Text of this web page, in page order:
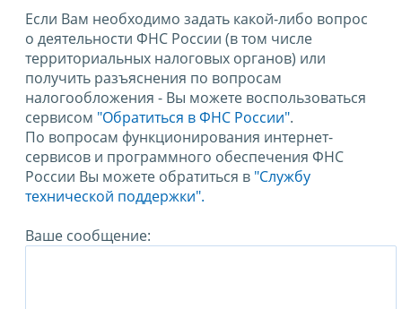
Если Вам необходимо задать какой-либо вопрос
о деятельности ФНС России (в том числе
территориальных налоговых органов) или
получить разъяснения по вопросам
налогообложения - Вы можете воспользоваться
сервисом "Обратиться в ФНС России".
По вопросам функционирования интернет-
сервисов и программного обеспечения ФНС
России Вы можете обратиться в "Службу
технической поддержки".
Ваше сообщение: